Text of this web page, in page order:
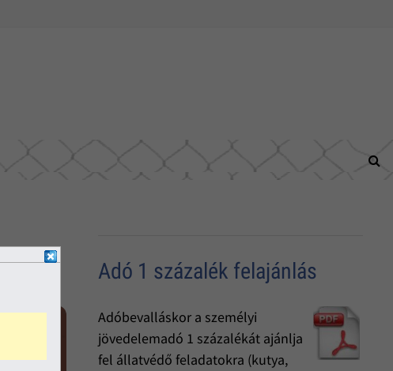
Adó 1 százalék felajánlás
Adóbevalláskor a személyi
jövedelemadó 1 százalékát ajánlja
fel állatvédő feladatokra (kutya,